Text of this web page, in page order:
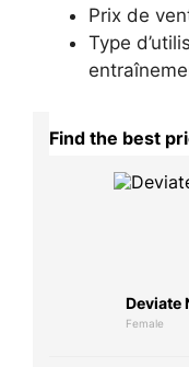
Prix de
Type